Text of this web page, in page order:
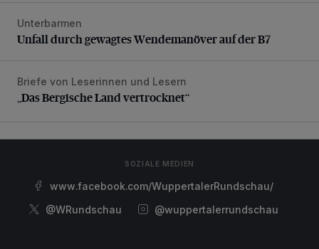
Unfall durch gewagtes Wendemanöver auf der B7
Unterbarmen
Unfall durch gewagtes Wendemanöver auf der B7
„Das Bergische Land vertrocknet“
Briefe von Leserinnen und Lesern
„Das Bergische Land vertrocknet“
SOZIALE MEDIEN
www.facebook.com/WuppertalerRundschau/
@WRundschau
@wuppertalerrundschau